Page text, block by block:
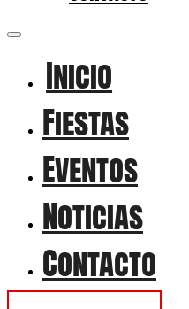
Inicio
Fiestas
Eventos
Noticias
Contacto